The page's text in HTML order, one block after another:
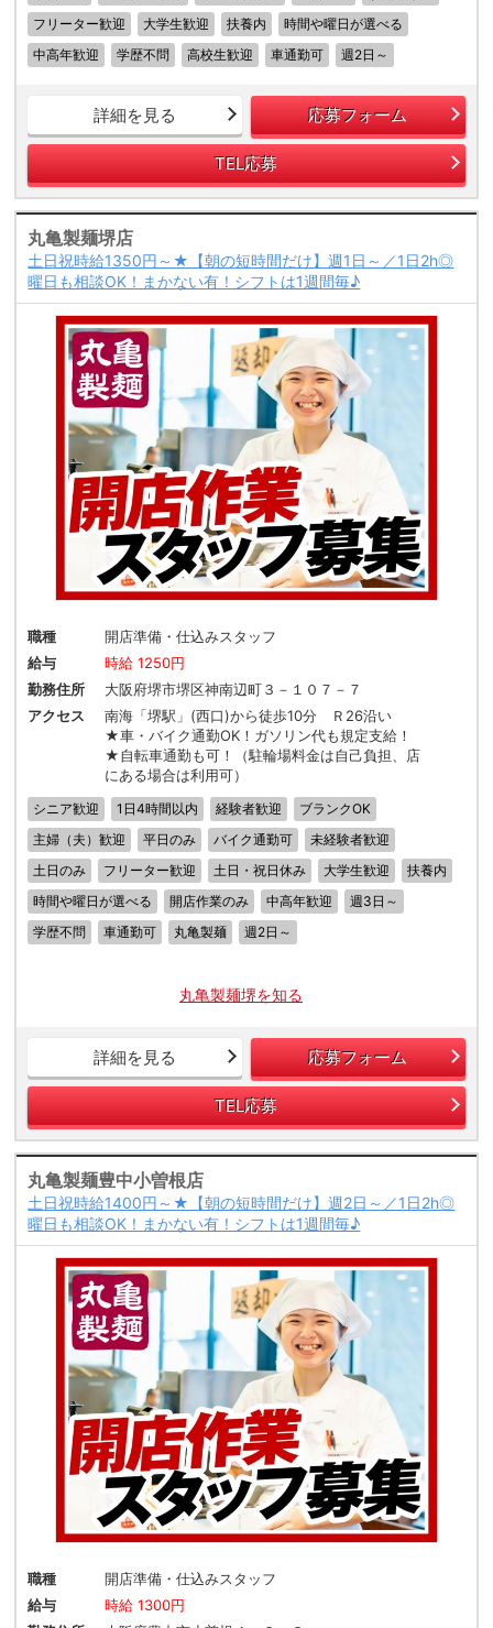
フリーター歓迎
大学生歓迎 扶養内
時間や曜日が選べる
中高年歓迎
学歴不問 高校生歓迎 車通勤可 週2日～
詳細を見る 応募フォーム
TEL応募
丸亀製麺堺店
土日祝時給1350円～★【朝の短時間だけ】週1日～／1日2h◎
曜日も相談OK！まかない有！シフトは1週間毎♪
職種
開店準備・仕込みスタッフ
給与
時給 1250円
勤務住所
大阪府堺市堺区神南辺町３－１０７－７
アクセス
南海「堺駅」(西口)から徒歩10分 Ｒ26沿い
★車・バイク通勤OK！ガソリン代も規定支給！
★自転車通勤も可！（駐輪場料金は自己負担、店
にある場合は利用可）
シニア歓迎 1日4時間以内 経験者歓迎
ブランクOK
主婦（夫）歓迎
平日のみ バイク通勤可
未経験者歓迎
土日のみ
フリーター歓迎 土日・祝日休み 大学生歓迎
扶養内
時間や曜日が選べる
開店作業のみ 中高年歓迎
週3日～
学歴不問
車通勤可 丸亀製麺 週2日～
丸亀製麺堺を知る
詳細を見る 応募フォーム
TEL応募
丸亀製麺豊中小曽根店
土日祝時給1400円～★【朝の短時間だけ】週2日～／1日2h◎
曜日も相談OK！まかない有！シフトは1週間毎♪
職種
開店準備・仕込みスタッフ
給与
時給 1300円